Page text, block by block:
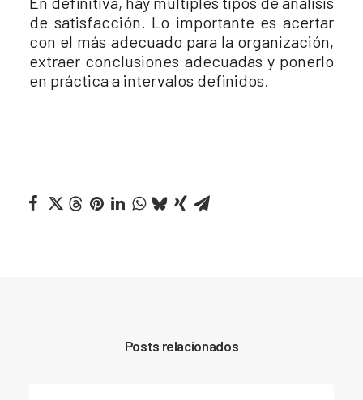
de satisfacción. Lo importante es acertar
con el más adecuado para la organización,
extraer conclusiones adecuadas y ponerlo
en práctica a intervalos definidos.
Posts relacionados